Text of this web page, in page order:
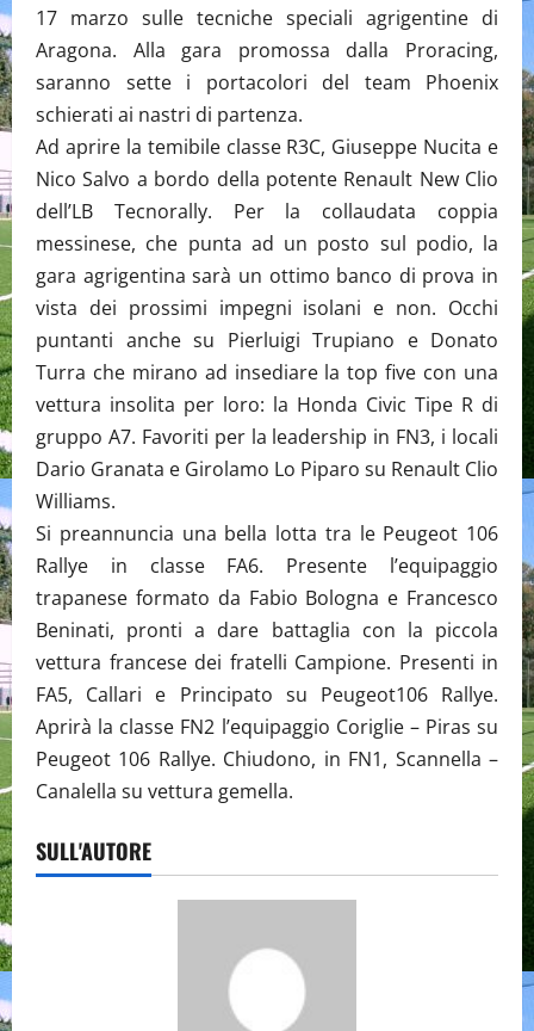
17 marzo sulle tecniche speciali agrigentine di
Aragona. Alla gara promossa dalla Proracing,
saranno sette i portacolori del team Phoenix
schierati ai nastri di partenza.
Ad aprire la temibile classe R3C, Giuseppe Nucita e
Nico Salvo a bordo della potente Renault New Clio
dell’LB Tecnorally. Per la collaudata coppia
messinese, che punta ad un posto sul podio, la
gara agrigentina sarà un ottimo banco di prova in
vista dei prossimi impegni isolani e non. Occhi
puntanti anche su Pierluigi Trupiano e Donato
Turra che mirano ad insediare la top five con una
vettura insolita per loro: la Honda Civic Tipe R di
gruppo A7. Favoriti per la leadership in FN3, i locali
Dario Granata e Girolamo Lo Piparo su Renault Clio
Williams.
Si preannuncia una bella lotta tra le Peugeot 106
Rallye in classe FA6. Presente l’equipaggio
trapanese formato da Fabio Bologna e Francesco
Beninati, pronti a dare battaglia con la piccola
vettura francese dei fratelli Campione. Presenti in
FA5, Callari e Principato su Peugeot106 Rallye.
Aprirà la classe FN2 l’equipaggio Coriglie – Piras su
Peugeot 106 Rallye. Chiudono, in FN1, Scannella –
Canalella su vettura gemella.
SULL'AUTORE